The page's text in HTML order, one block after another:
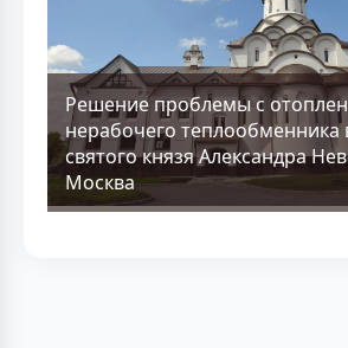
Решение проблемы с
нерабочего теплообменника
святого князя Александра
Москва